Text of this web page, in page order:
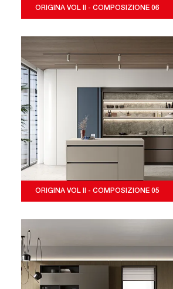
ORIGINA VOL II - COMPOSIZIONE 06
ORIGINA VOL II - COMPOSIZIONE 05